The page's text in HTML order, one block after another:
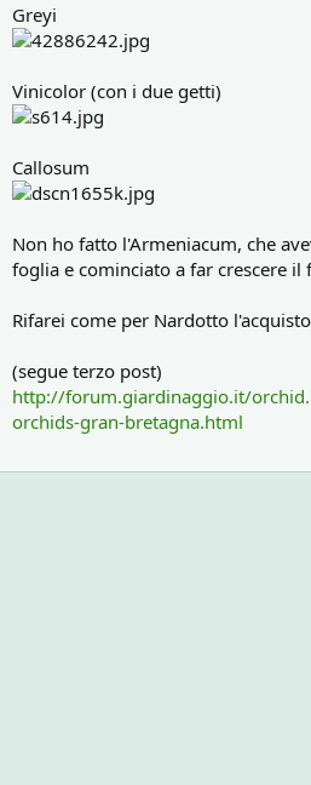
Greyi
Vinicolor (con i due getti)
Callosum
Non ho fatto l'Armeniacum, che
foglia e cominciato a far crescere il
Rifarei come per Nardotto
(segue terzo post)
http://forum.giardinaggio.it/
orchids-gran-bretagna.html